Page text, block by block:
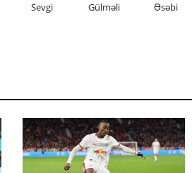
Sevgi Gülməli Əsəbi